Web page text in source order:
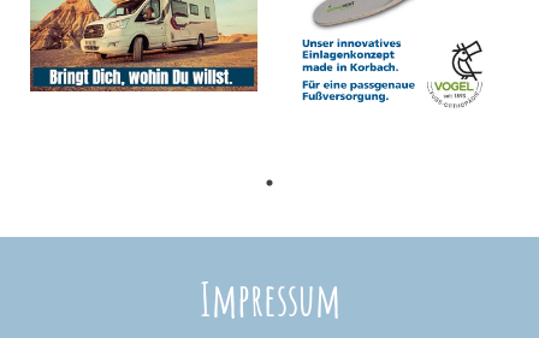
Impressum